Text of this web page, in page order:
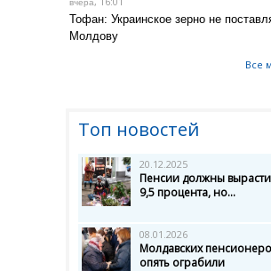
Тофан: Украинское зерно не
Молдову
Все
Топ новостей
20.12.2025
Пенсии должны
9,5 процента, но...
08.01.2026
Молдавских
опять ограбили